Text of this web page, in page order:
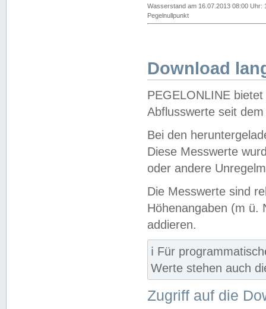
Wasserstand am 16.07.2013 08:00 Uhr:
Pegelnullpunkt
Download
PEGELONLINE
Abflusswerte seit
Bei den
Diese Messwerte
oder andere
Die Messwerte sind
Höhenangaben (m ü.
addieren.
ℹ️ Für
Werte stehen auch
Zugriff auf die